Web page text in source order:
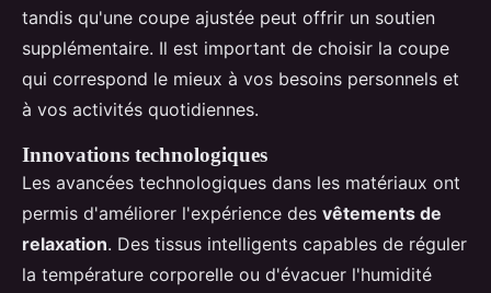
tandis qu'une coupe ajustée peut offrir un soutien
supplémentaire. Il est important de choisir la coupe
qui correspond le mieux à vos besoins personnels et
à vos activités quotidiennes.
Innovations technologiques
Les avancées technologiques dans les matériaux ont
permis d'améliorer l'expérience des vêtements de
relaxation. Des tissus intelligents capables de réguler
la température corporelle ou d'évacuer l'humidité